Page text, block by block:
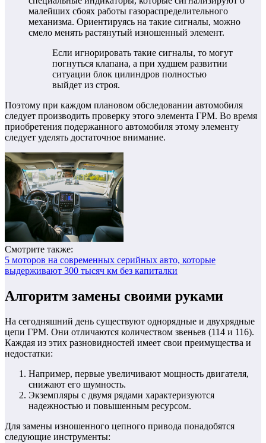
малейших сбоях работы газораспределительного
механизма. Ориентируясь на такие сигналы, можно
смело менять растянутый изношенный элемент.
Если игнорировать такие сигналы, то могут
погнуться клапана, а при худшем развитии
ситуации блок цилиндров полностью
выйдет из строя.
Поэтому при каждом плановом обследовании автомобиля
следует производить проверку этого элемента ГРМ. Во время
приобретения подержанного автомобиля этому элементу
следует уделять достаточное внимание.
Смотрите также:
5 моторов на современных серийных авто, которые
выдерживают 300 тысяч км без капиталки
Алгоритм замены своими руками
На сегодняшний день существуют однорядные и двухрядные
цепи ГРМ. Они отличаются количеством звеньев (114 и 116).
Каждая из этих разновидностей имеет свои преимущества и
недостатки:
Например, первые увеличивают мощность двигателя,
снижают его шумность.
Экземпляры с двумя рядами характеризуются
надежностью и повышенным ресурсом.
Для замены изношенного цепного привода понадобятся
следующие инструменты: